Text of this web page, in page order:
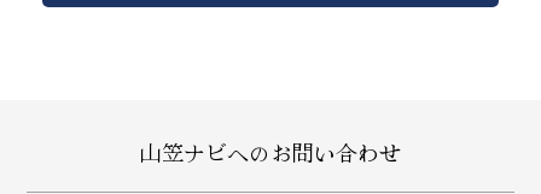
山笠ナビへのお問い合わせ